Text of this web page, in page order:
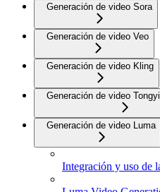
Generación de video Sora
Generación de video Veo
Generación de video Kling
Generación de video
Generación de video Luma
Integración y uso de